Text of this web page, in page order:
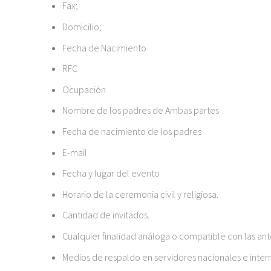
Fax;
Domicilio;
Fecha de Nacimiento
RFC
Ocupación
Nombre de los padres de Ambas partes
Fecha de nacimiento de los padres
E-mail
Fecha y lugar del evento
Horario de la ceremonia civil y religiosa.
Cantidad de invitados.
Cualquier finalidad análoga o compatible con las
Medios de respaldo en servidores nacionales e